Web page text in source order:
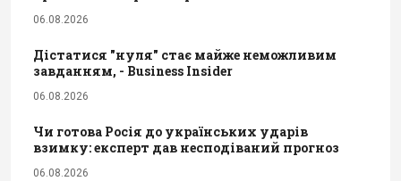
06.08.2026
Дістатися "нуля" стає майже неможливим
завданням, - Business Insider
06.08.2026
Чи готова Росія до українських ударів
взимку: експерт дав несподіваний прогноз
06.08.2026